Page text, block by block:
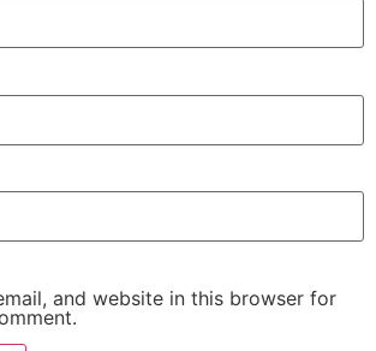
and website in this browser for